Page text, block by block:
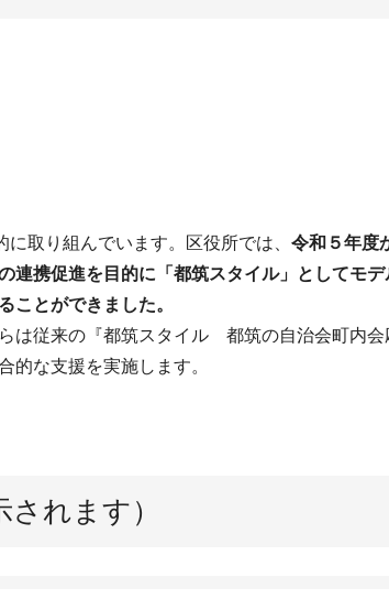
取り組んでいます。区役所では、 令和５年度
携促進を目的に「都筑スタイル」としてモ
ことができました。
は従来の『都筑スタイル 都筑の自治会町内会
的な支援を実施します。
れます）